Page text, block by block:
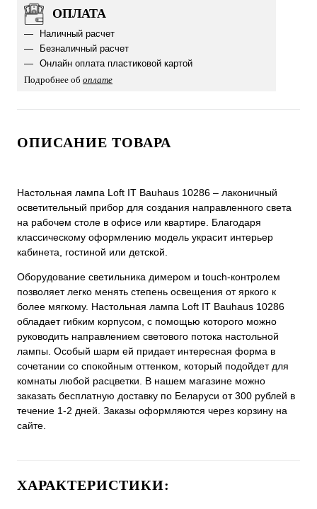
ОПЛАТА
Наличный расчет
Безналичный расчет
Онлайн оплата пластиковой картой
Подробнее об оплате
ОПИСАНИЕ ТОВАРА
Настольная лампа Loft IT Bauhaus 10286 – лаконичный
осветительный прибор для создания направленного света
на рабочем столе в офисе или квартире. Благодаря
классическому оформлению модель украсит интерьер
кабинета, гостиной или детской.
Оборудование светильника димером и touch-контролем
позволяет легко менять степень освещения от яркого к
более мягкому. Настольная лампа Loft IT Bauhaus 10286
обладает гибким корпусом, с помощью которого можно
руководить направлением светового потока настольной
лампы. Особый шарм ей придает интересная форма в
сочетании со спокойным оттенком, который подойдет для
комнаты любой расцветки. В нашем магазине можно
заказать бесплатную доставку по Беларуси от 300 рублей в
течение 1-2 дней. Заказы оформляются через корзину на
сайте.
ХАРАКТЕРИСТИКИ: